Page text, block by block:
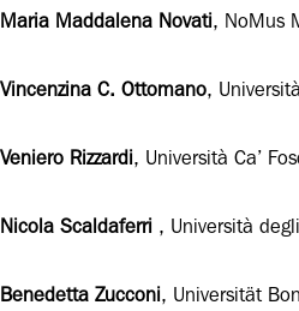
Maria Maddalena Novati, NoMus
Vincenzina C. Ottomano,
Veniero Rizzardi, Università Ca’
Nicola Scaldaferri , Università
Benedetta Zucconi, Universität